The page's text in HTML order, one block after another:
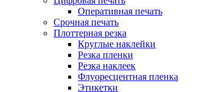
Оперативная печать
Срочная печать
Плоттерная резка
Круглые наклейки
Резка пленки
Резка наклеек
Флуоресцентная пленка
Этикетки